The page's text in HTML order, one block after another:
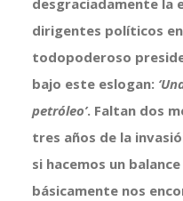
desgraciadamente la
dirigentes políticos
todopoderoso
bajo este eslogan:
petróleo’. Faltan dos
tres años de la
si hacemos un
básicamente nos